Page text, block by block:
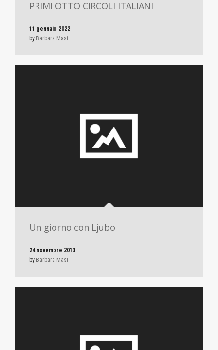
PRIMI OTTO CIRCOLI ITALIANI
11 gennaio 2022
by Barbara Masi
Un giorno con Ljubo
24 novembre 2013
by Barbara Masi